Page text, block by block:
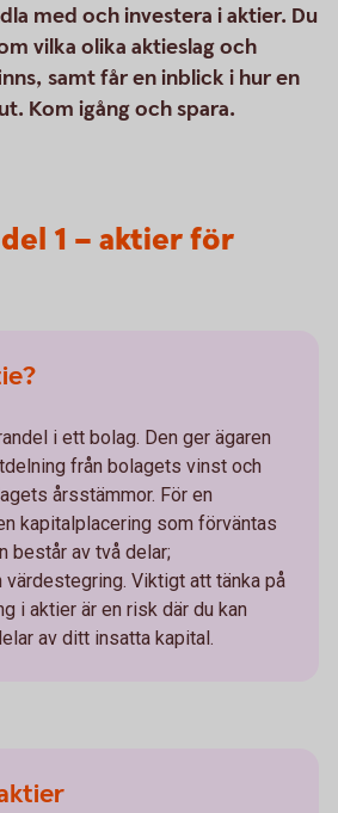
med och investera i aktier. Du
vilka olika aktieslag och
samt får en inblick i hur en
Kom igång och spara.
1 – aktier för
i ett bolag. Den ger ägaren
från bolagets vinst och
årsstämmor. För en
kapitalplacering som förväntas
består av två delar;
Viktigt att tänka på
i aktier är en risk där du kan
av ditt insatta kapital.